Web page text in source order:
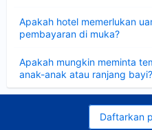
Apakah hotel memerlukan
pembayaran di muka?
Apakah mungkin meminta
anak-anak atau ranjang bayi?
Daftarkan